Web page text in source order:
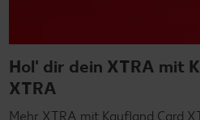
Hol' dir dein XTRA mit
XTRA
Mehr XTRA mit Kaufland Card